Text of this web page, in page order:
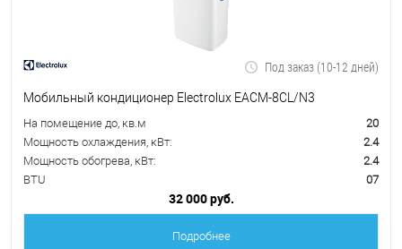
Под заказ (10-12 дней)
Мобильный кондиционер Electrolux EACM-8CL/N3
На помещение до, кв.м
20
Мощность охлаждения, кВт:
2.4
Мощность обогрева, кВт:
2.4
BTU
07
32 000 руб.
Подробнее